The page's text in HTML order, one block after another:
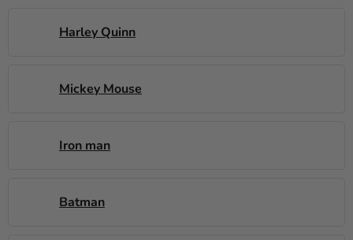
Sviatky
potreby
produkty
Výpredaj
Harley Quinn
Mickey Mouse
Iron man
Batman